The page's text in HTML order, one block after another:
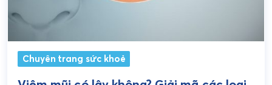
Chuyên trang sức khoẻ